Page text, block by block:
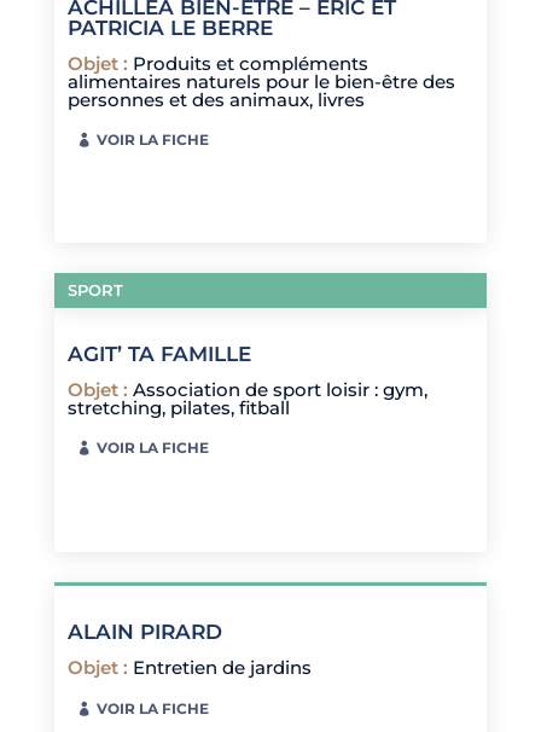
ACHILLEA BIEN-ÊTRE – ÉRIC ET
PATRICIA LE BERRE
Objet : Produits et compléments
alimentaires naturels pour le bien-être des
personnes et des animaux, livres
VOIR LA FICHE
SPORT
AGIT’ TA FAMILLE
Objet : Association de sport loisir : gym,
stretching, pilates, fitball
VOIR LA FICHE
ALAIN PIRARD
Objet : Entretien de jardins
VOIR LA FICHE